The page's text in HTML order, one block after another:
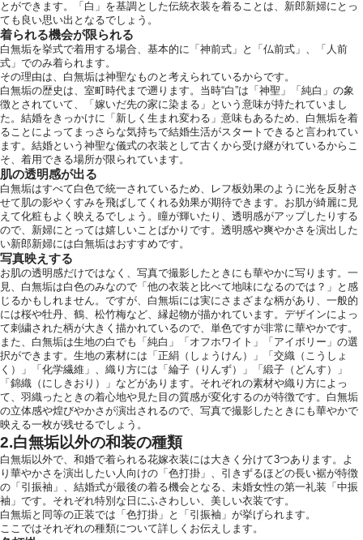
運営会社情報
とができます。「白」を基調とした伝統衣装を着ることは、新郎新婦にとっ
ても良い思い出となるでしょう。
着られる機会が限られる
白無垢を挙式で着用する場合、基本的に「神前式」と「仏前式」、「人前
式」でのみ着られます。
その理由は、白無垢は神聖なものと考えられているからです。
白無垢の歴史は、室町時代まで遡ります。当時“白”は「神聖」「純白」の象
徴とされていて、「嫁いだ先の家に染まる」という意味が持たれていまし
た。結婚をきっかけに「新しく生まれ変わる」意味もあるため、白無垢を着
ることによってまっさらな気持ちで結婚生活がスタートできると言われてい
ます。結婚という神聖な儀式の衣装として古くから受け継がれているからこ
そ、着用できる場所が限られています。
肌の透明感が出る
白無垢はすべて白色で統一されているため、レフ板効果のように光を反射さ
せて肌の影やくすみを飛ばしてくれる効果が期待できます。お肌が綺麗に見
えて化粧もよく映えるでしょう。瞳が輝いたり、透明感がアップしたりする
ので、新婦にとっては嬉しいことばかりです。透明感や爽やかさを演出した
い新郎新婦には白無垢はおすすめです。
写真映えする
お肌の透明感だけではなく、写真で撮影したときにも華やかに写ります。一
見、白無垢は白色のみなので「他の衣装と比べて地味になるのでは？」と感
じるかもしれません。ですが、白無垢には実にさまざまな柄があり、一般的
には桜や牡丹、鶴、松竹梅など、縁起物が描かれています。デザインによっ
て刺繍された柄が大きく描かれているので、単色ですが非常に華やかです。
また、白無垢は生地の白でも「純白」「オフホワイト」「アイボリー」の選
択ができます。生地の素材には「正絹（しょうけん）」「交織（こうしょ
く）」「化学繊維」、織り方には「綸子（りんず）」「緞子（どんす）」
「錦織（にしきおり）」などがあります。それぞれの素材や織り方によっ
て、羽織ったときの着心地や見た目の質感が変化するのが特徴です。白無垢
の立体感や煌びやかさが演出されるので、写真で撮影したときにも華やかで
映える一枚が残せるでしょう。
2.白無垢以外の和装の種類
白無垢以外で、和婚で着られる花嫁衣装には大きく分けて3つあります。よ
り華やかさを演出したい人向けの「色打掛」、引きずるほどの長い裾が特徴
の「引振袖」、結婚式が最後の着る機会となる、未婚女性の第一礼装「中振
袖」です。それぞれ特別な日にふさわしい、美しい衣装です。
白無垢と同等の正装では「色打掛」と「引振袖」が挙げられます。
ここではそれぞれの種類について詳しくお伝えします。